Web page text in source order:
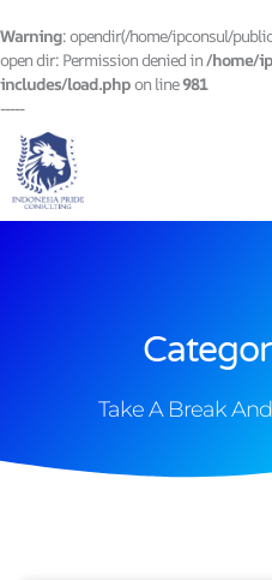
Warning: opendir(/home/ipconsul/
open dir: Permission denied in/home/
includes/load.phpon line981
-----
ke
konten
Take A Break